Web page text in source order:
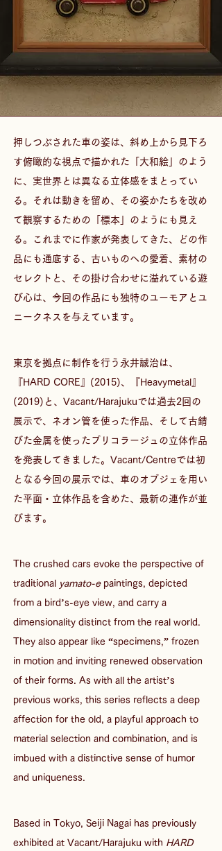
押しつぶされた車の姿は、斜め上から見下ろ
す俯瞰的な視点で描かれた「大和絵」のよう
に、実世界とは異なる立体感をまとってい
る。それは動きを留め、その姿かたちを改め
て観察するための「標本」のようにも見え
る。これまでに作家が発表してきた、どの作
品にも通底する、古いものへの愛着、素材の
セレクトと、その掛け合わせに溢れている遊
び心は、今回の作品にも独特のユーモアとユ
ニークネスを与えています。
東京を拠点に制作を行う永井誠治は、
『HARD CORE』(2015)、『Heavymetal』
(2019)と、Vacant/Harajukuでは過去2回の
展示で、ネオン管を使った作品、そして古錆
びた金属を使ったブリコラージュの立体作品
を発表してきました。Vacant/Centreでは初
となる今回の展示では、車のオブジェを用い
た平面・立体作品を含めた、最新の連作が並
びます。
The crushed cars evoke the perspective of
traditional yamato-e paintings, depicted
from a bird’s-eye view, and carry a
dimensionality distinct from the real world.
They also appear like “specimens,” frozen
in motion and inviting renewed observation
of their forms. As with all the artist’s
previous works, this series reflects a deep
affection for the old, a playful approach to
material selection and combination, and is
imbued with a distinctive sense of humor
and uniqueness.
Based in Tokyo, Seiji Nagai has previously
exhibited at Vacant/Harajuku with HARD